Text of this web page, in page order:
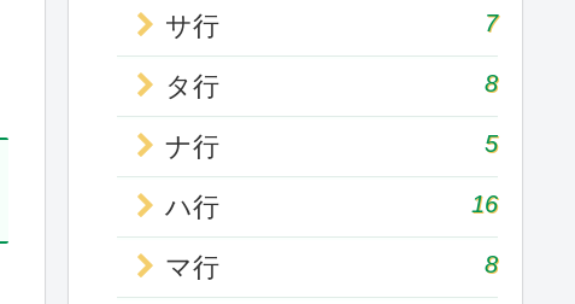
サ行 7
タ行 8
ナ行 5
ハ行 16
マ行 8